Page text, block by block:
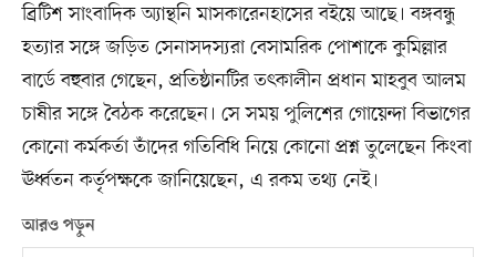
ব্রিটিশ সাংবাদিক অ্যান্থনি মাসকারেনহাসের বইয়ে আছে। বঙ্গবন্ধু
হত্যার সঙ্গে জড়িত সেনাসদস্যরা বেসামরিক পোশাকে কুমিল্লার
বার্ডে বহুবার গেছেন, প্রতিষ্ঠানটির তৎকালীন প্রধান মাহবুব আলম
চাষীর সঙ্গে বৈঠক করেছেন। সে সময় পুলিশের গোয়েন্দা বিভাগের
কোনো কর্মকর্তা তাঁদের গতিবিধি নিয়ে কোনো প্রশ্ন তুলেছেন কিংবা
ঊর্ধ্বতন কর্তৃপক্ষকে জানিয়েছেন, এ রকম তথ্য নেই।
আরও পড়ুন